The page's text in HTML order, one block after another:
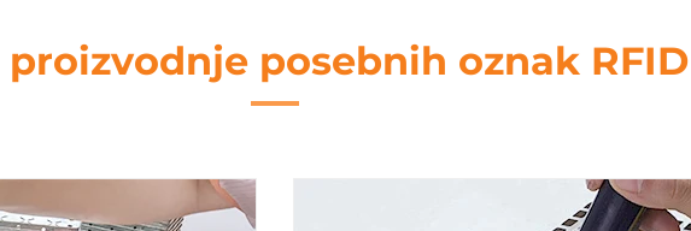
proizvodnje posebnih oznak RFID